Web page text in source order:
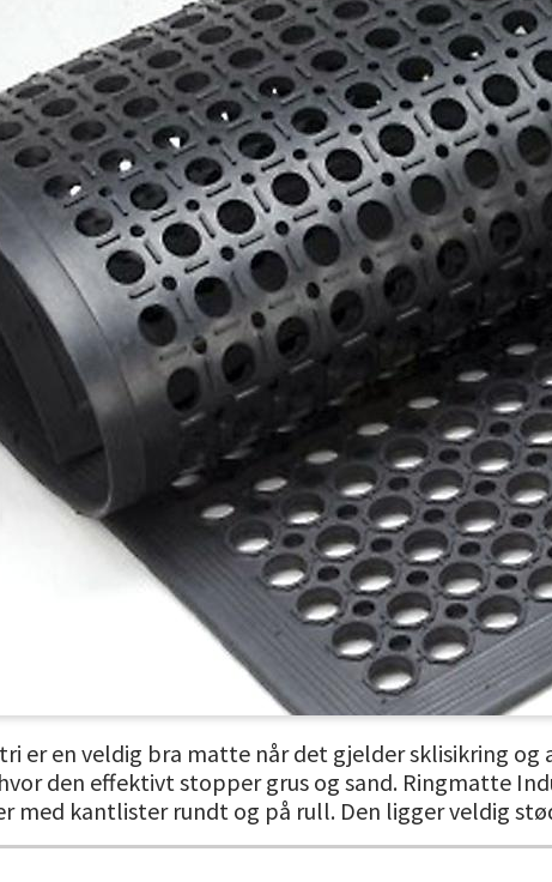
er en veldig bra matte når det gjelder sklisikring
den effektivt stopper grus og sand. Ringmatte
med kantlister rundt og på rull. Den ligger veldig